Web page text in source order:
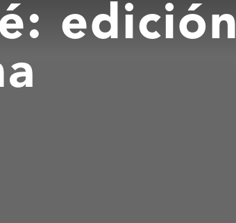
edición